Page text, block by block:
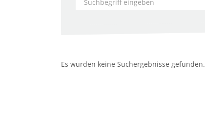
Es wurden keine Suchergebnisse gefunden.